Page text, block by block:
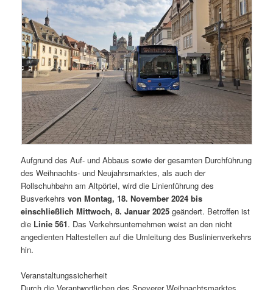
Aufgrund des Auf- und Abbaus sowie der gesamten Durchführung
des Weihnachts- und Neujahrsmarktes, als auch der
Rollschuhbahn am Altpörtel, wird die Linienführung des
Busverkehrsvon Montag, 18. November 2024 bis
einschließlich Mittwoch, 8. Januar 2025 geändert. Betroffen ist
die Linie 561. Das Verkehrsunternehmen weist an den nicht
angedienten Haltestellen auf die Umleitung des Buslinienverkehrs
hin.
Veranstaltungssicherheit
Durch die Verantwortlichen des Speyerer Weihnachtsmarktes